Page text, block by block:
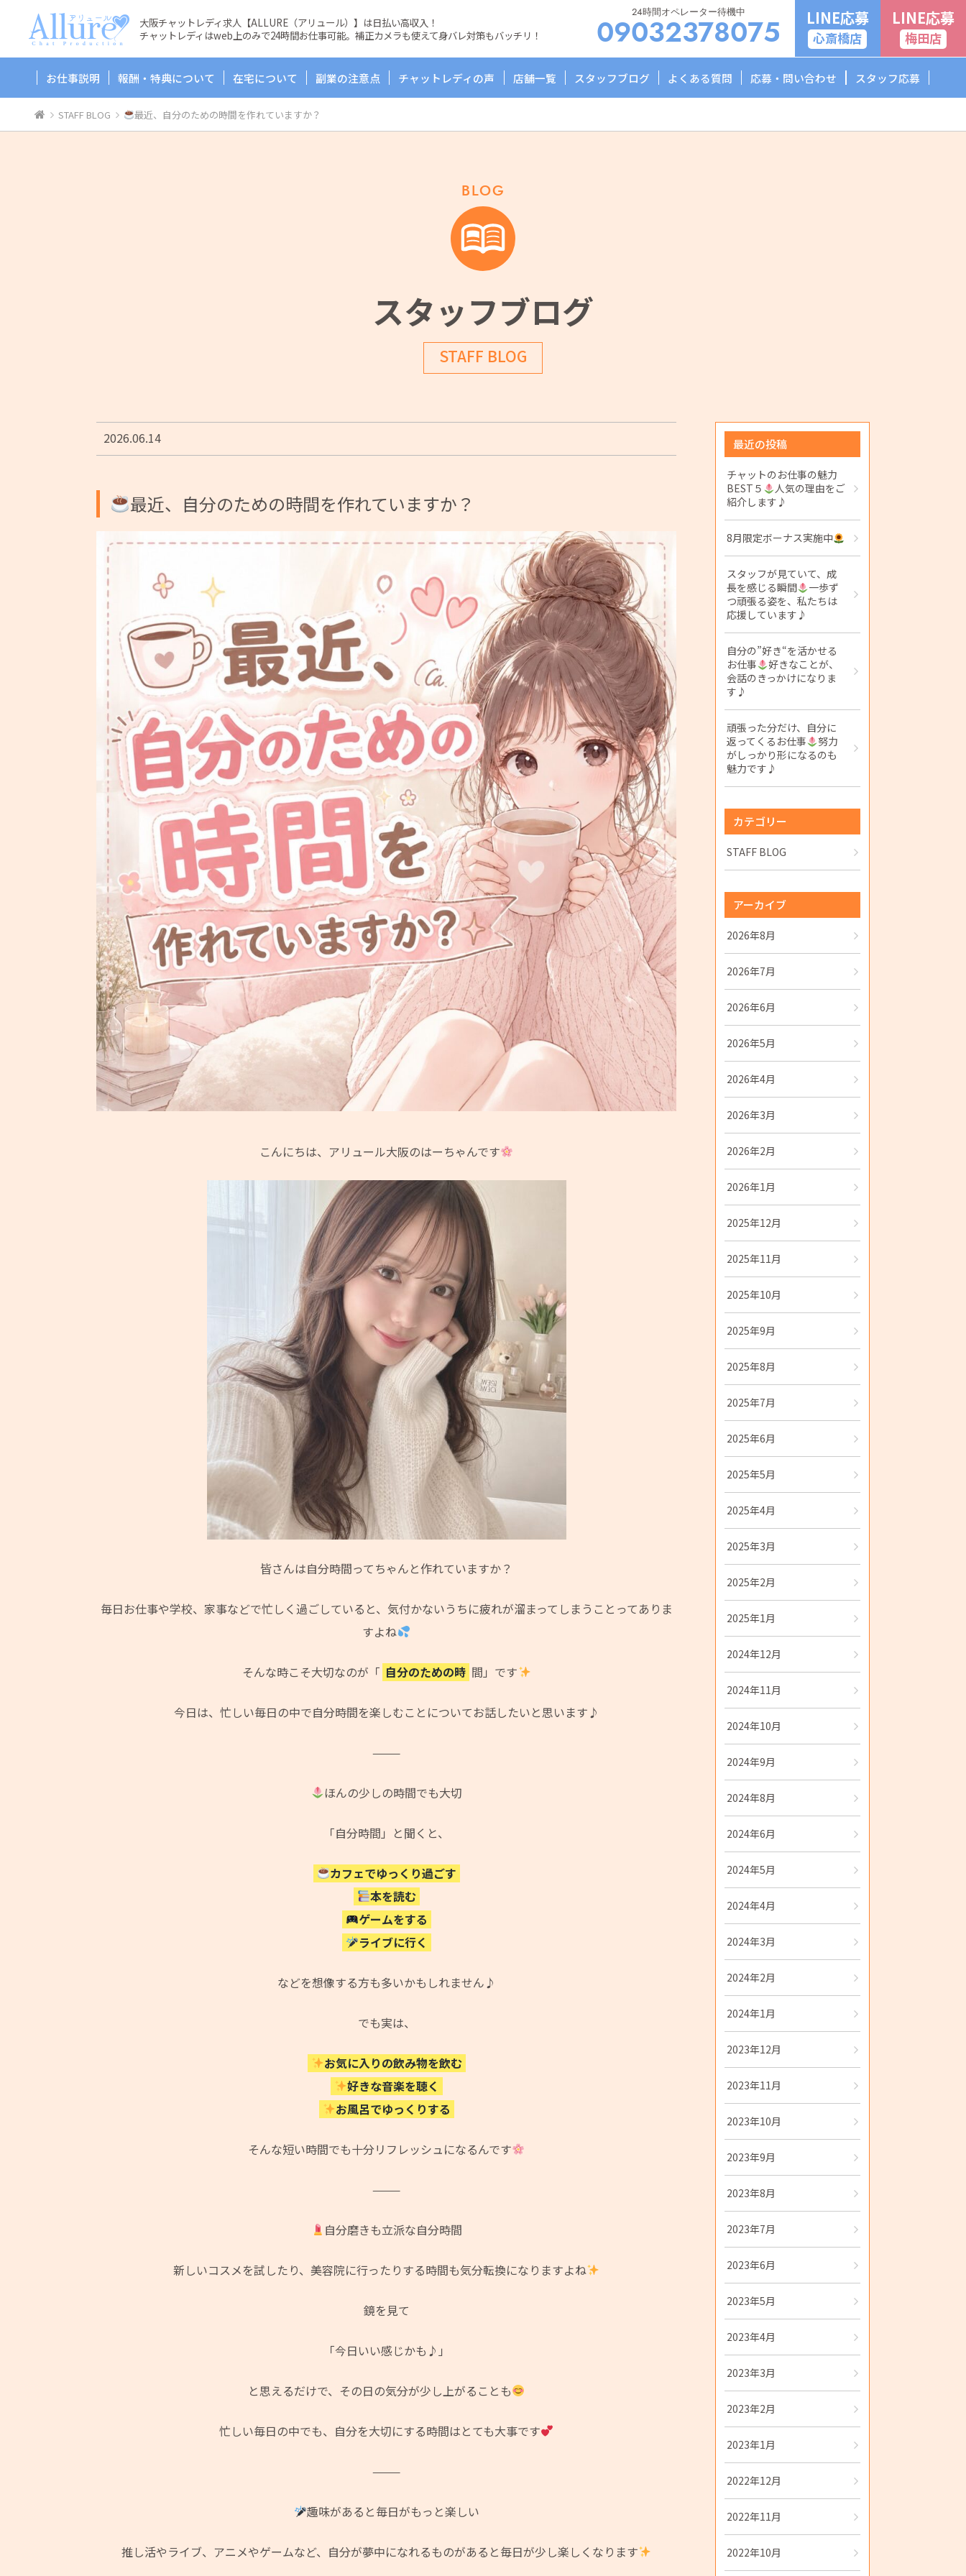
大阪チャットレディ求人【ALLURE（アリュール）】は日払い高収入！
チャットレディはweb上のみで24時間お仕事可能。 補正カメラも使えて身バレ対策もバッチリ！
24時間オペレーター待機中
09032378075
LINE応募
心斎橋店
LINE応募
梅田店
お仕事説明 報酬・特典について 在宅について 副業の注意点 チャットレディの声 店舗一覧 スタッフブログ よくある質問 応募・問い合わせ スタッフ応募
STAFF BLOG 最近、自分のための時間を作れていますか？
BLOG
スタッフブログ
STAFF BLOG
2026.06.14
最近、自分のための時間を作れていますか？
こんにちは、アリュール大阪のはーちゃんです
皆さんは自分時間ってちゃんと作れていますか？
毎日お仕事や学校、家事などで忙しく過ごしていると、気付かないうちに疲れが溜まってしまうことってありま
すよね
そんな時こそ大切なのが「 自分のための時 間」です
今日は、忙しい毎日の中で自分時間を楽しむことについてお話したいと思います♪
⸻
ほんの少しの時間でも大切
「自分時間」と聞くと、
カフェでゆっくり過ごす
本を読む
ゲームをする
ライブに行く
などを想像する方も多いかもしれません♪
でも実は、
お気に入りの飲み物を飲む
好きな音楽を聴く
お風呂でゆっくりする
そんな短い時間でも十分リフレッシュになるんです
⸻
自分磨きも立派な自分時間
新しいコスメを試したり、美容院に行ったりする時間も気分転換になりますよね
鏡を見て
「今日いい感じかも♪」
と思えるだけで、その日の気分が少し上がることも
忙しい毎日の中でも、自分を大切にする時間はとても大事です
⸻
趣味があると毎日がもっと楽しい
推し活やライブ、アニメやゲームなど、自分が夢中になれるものがあると毎日が少し楽しくなります
最近の投稿
チャットのお仕事の魅力
BEST５
人気の理由をご
紹介します♪
8月限定ボーナス実施中
スタッフが見ていて、成
長を感じる瞬間
一歩ず
つ頑張る姿を、私たちは
応援しています♪
自分の”好き“を活かせる
お仕事
好きなことが、
会話のきっかけになりま
す♪
頑張った分だけ、自分に
返ってくるお仕事
努力
がしっかり形になるのも
魅力です♪
カテゴリー
STAFF BLOG
アーカイブ
2026年8月
2026年7月
2026年6月
2026年5月
2026年4月
2026年3月
2026年2月
2026年1月
2025年12月
2025年11月
2025年10月
2025年9月
2025年8月
2025年7月
2025年6月
2025年5月
2025年4月
2025年3月
2025年2月
2025年1月
2024年12月
2024年11月
2024年10月
2024年9月
2024年8月
2024年6月
2024年5月
2024年4月
2024年3月
2024年2月
2024年1月
2023年12月
2023年11月
2023年10月
2023年9月
2023年8月
2023年7月
2023年6月
2023年5月
2023年4月
2023年3月
2023年2月
2023年1月
2022年12月
2022年11月
2022年10月